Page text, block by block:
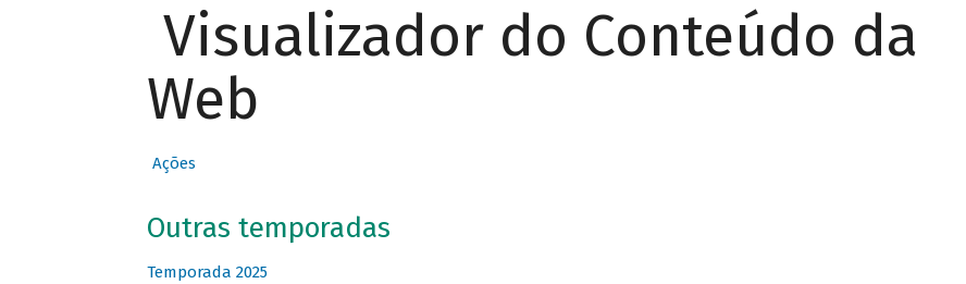
Visualizador do Conteúdo da
Web
Ações
Outras temporadas
Temporada 2025